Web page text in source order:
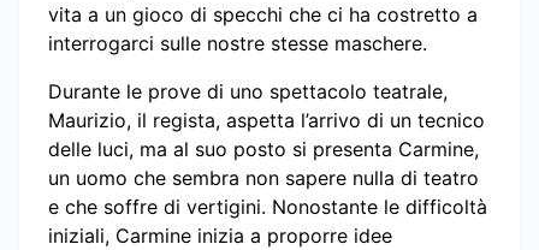
vita a un gioco di specchi che ci ha costretto a
interrogarci sulle nostre stesse maschere.
Durante le prove di uno spettacolo teatrale,
Maurizio, il regista, aspetta l’arrivo di un tecnico
delle luci, ma al suo posto si presenta Carmine,
un uomo che sembra non sapere nulla di teatro
e che soffre di vertigini. Nonostante le difficoltà
iniziali, Carmine inizia a proporre idee